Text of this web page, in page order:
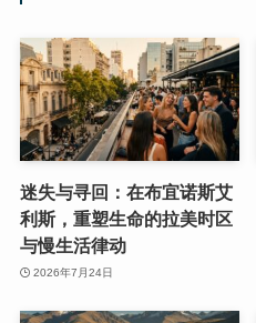
迷失与寻回：在布宜诺斯艾
利斯，重塑生命的拉美时区
与慢生活律动
2026年7月24日